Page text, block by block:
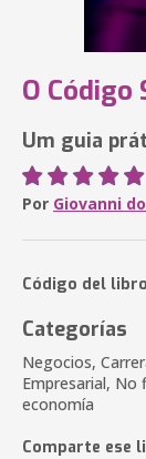
O
Um guia
Por Giovanni
Código del
Categorías
Negocios,
Empresarial, No
economía
Comparte ese